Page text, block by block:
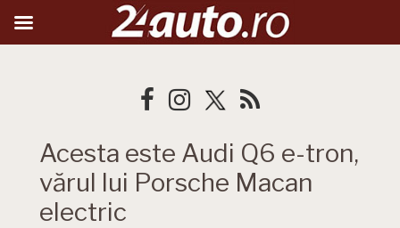
Acesta este Audi Q6 e-tron,
vărul lui Porsche Macan
electric